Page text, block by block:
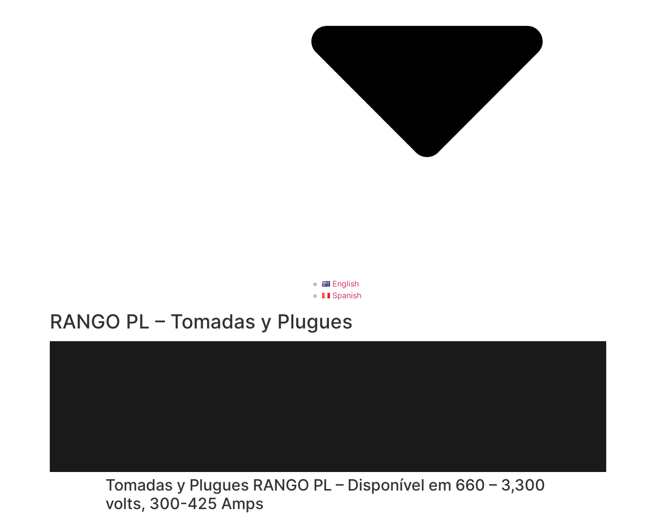
English
Spanish
RANGO PL – Tomadas y Plugues
Tomadas y Plugues RANGO PL – Disponível em 660 – 3,300
volts, 300-425 Amps